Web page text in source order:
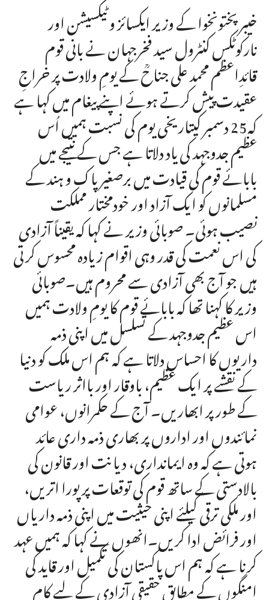
خیبرپختونخوا کے وزیر ایکسائز و ٹیکسیشن اور
نارکوٹکس کنٹرول سید فخرجہان نے بانی قوم
قائدِاعظم محمد علی جناحؒ کے یومِ ولادت پر خراجِ
عقیدت پیش کرتے ہوئے اپنے پیغام میں کہا ہے
کہ25 دسمبر کیتاریخی یوم کی نسبت ہمیں اُس
عظیم جدوجہد کی یاد دلاتا ہے جس کے نتیجے میں
بابائے قوم کی قیادت میں برصغیر پاک و ہند کے
مسلمانوں کو ایک آزاد اور خودمختار مملکت
نصیب ہوئی۔ صوبائی وزیر نے کہا کہ یقیناً آزادی
کی اس نعمت کی قدر وہی اقوام زیادہ محسوس کرتی
ہیں جو آج بھی آزادی سے محروم ہیں۔صوبائی
وزیر کا کہنا تھا کہ بابائے قوم کا یومِ ولادت ہمیں
اس عظیم جدوجہد کے تسلسل میں اپنی ذمہ
داریوں کا احساس دلاتا ہے کہ ہم اس ملک کو دنیا
کے نقشے پر ایک عظیم، باوقار اور بااثر ریاست
کے طور پر ابھاریں۔ آج کے حکمرانوں، عوامی
نمائندوں اور اداروں پر بھاری ذمہ داری عائد
ہوتی ہے کہ وہ ایمانداری، دیانت اور قانون کی
بالادستی کے ساتھ قوم کی توقعات پر پورا اتریں،
اور ملکی ترقی کیلئے اپنی حیثیت میں اپنی ذمہ داریاں
اور فرائض ادا کریں۔انھوں نے کہا کہ ہمیں عہد
کرنا ہے کہ ہم اس پاکستان کی تکمیل اور قاید کی
امنگوں کے مطابق حقیقی آزادی کے لیے کام